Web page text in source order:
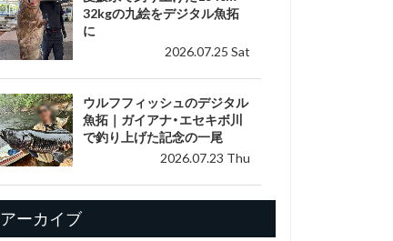
32kgの九絵をデジタル魚拓
に
2026.07.25 Sat
ウルフフィッシュのデジタル
魚拓｜ガイアナ・エセキボ川
で釣り上げた記念の一尾
2026.07.23 Thu
アーカイブ